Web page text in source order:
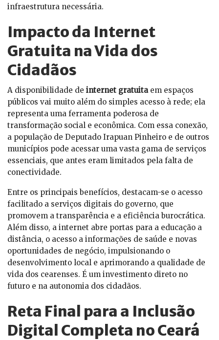
infraestrutura necessária.
Impacto da Internet
Gratuita na Vida dos
Cidadãos
A disponibilidade de internet gratuitaem espaços
públicos vai muito além do simples acesso à rede; ela
representa uma ferramenta poderosa de
transformação social e econômica. Com essa conexão,
a população de Deputado Irapuan Pinheiro e de outros
municípios pode acessar uma vasta gama de serviços
essenciais, que antes eram limitados pela falta de
conectividade.
Entre os principais benefícios, destacam-se o acesso
facilitado a serviços digitais do governo, que
promovem a transparência e a eficiência burocrática.
Além disso, a internet abre portas para a educação a
distância, o acesso a informações de saúde e novas
oportunidades de negócio, impulsionando o
desenvolvimento local e aprimorando a qualidade de
vida dos cearenses. É um investimento direto no
futuro e na autonomia dos cidadãos.
Reta Final para a Inclusão
Digital Completa no Ceará